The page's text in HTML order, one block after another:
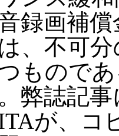
録画補
、不可
もので
弊誌記
が、コ